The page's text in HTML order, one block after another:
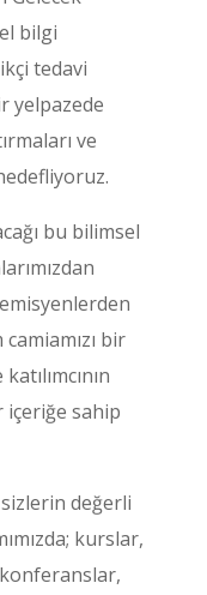
bilgi
tedavi
yelpazede
ve
bu bilimsel
bir
içeriğe sahip
sizlerin değerli
kurslar,